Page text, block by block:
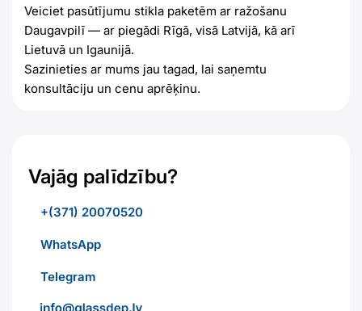
Veiciet pasūtījumu stikla paketēm ar ražošanu
Daugavpilī — ar piegādi Rīgā, visā Latvijā, kā arī
Lietuvā un Igaunijā.
Sazinieties ar mums jau tagad, lai saņemtu
konsultāciju un cenu aprēķinu.
Vajāg palīdzību?
+(371) 20070520
WhatsApp
Telegram